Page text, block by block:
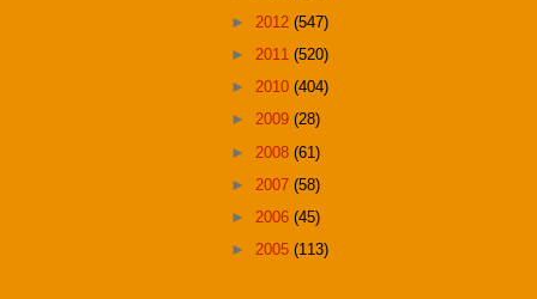
► 2012 (547)
► 2011 (520)
► 2010 (404)
► 2009 (28)
► 2008 (61)
► 2007 (58)
► 2006 (45)
► 2005 (113)